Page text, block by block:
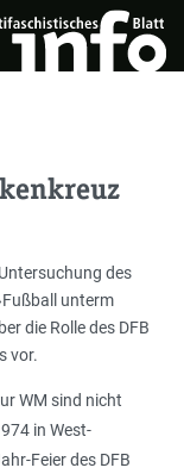
des
unterm
die Rolle des DFB
vor.
WM sind nicht
in West-
Feier des DFB